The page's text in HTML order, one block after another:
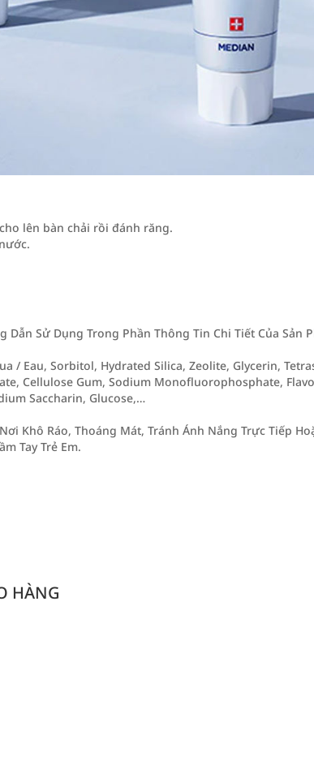
lên bàn chải rồi đánh răng.
Dẫn Sử Dụng Trong Phần Thông Tin Chi Tiết Của Sản
/ Eau, Sorbitol, Hydrated Silica, Zeolite, Glycerin,
Cellulose Gum, Sodium Monofluorophosphate,
Saccharin, Glucose,…
Khô Ráo, Thoáng Mát, Tránh Ánh Nắng Trực Tiếp
Tay Trẻ Em.
HÀNG